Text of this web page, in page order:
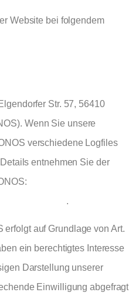
Website bei folgendem
Str. 57, 56410
Wenn Sie unsere
verschiedene Logfiles
entnehmen Sie der
.
erfolgt auf Grundlage von Art.
ein berechtigtes Interesse
Darstellung unserer
Einwilligung abgefragt